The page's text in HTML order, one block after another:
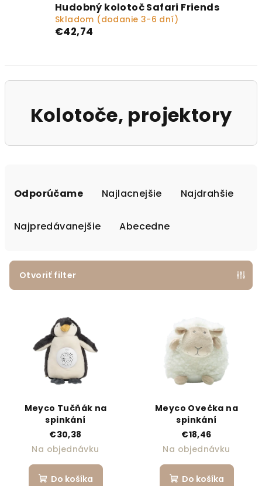
Hudobný kolotoč Safari Friends
Skladom (dodanie 3-6 dní)
€42,74
Kolotoče, projektory
Odporúčame Najlacnejšie Najdrahšie
Najpredávanejšie Abecedne
Otvoriť filter
Meyco Tučňák na
spinkání
€30,38
Na objednávku
Do košíka
Meyco Ovečka na
spinkání
€18,46
Na objednávku
Do košíka